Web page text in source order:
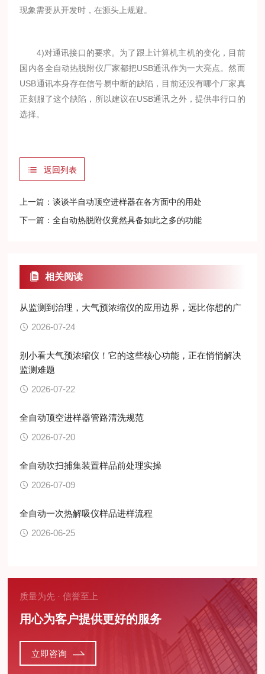
现象需要从开发时，在源头上规避。
4)对通讯接口的要求。为了跟上计算机主机的变化，目前
国内各全自动热脱附仪厂家都把USB通讯作为一大亮点。然而
USB通讯本身存在信号易中断的缺陷，目前还没有哪个厂家真
正刻服了这个缺陷，所以建议在USB通讯之外，提供串行口的
选择。
返回列表
上一篇：谈谈半自动顶空进样器在各方面中的用处
下一篇：全自动热脱附仪竟然具备如此之多的功能
相关阅读
从监测到治理，大气预浓缩仪的应用边界，远比你想的广
2026-07-24
别小看大气预浓缩仪！它的这些核心功能，正在悄悄解决
监测难题
2026-07-22
全自动顶空进样器管路清洗规范
2026-07-20
全自动吹扫捕集装置样品前处理实操
2026-07-09
全自动一次热解吸仪样品进样流程
2026-06-25
质量为先 · 信誉至上
用心为客户提供更好的服务
立即咨询